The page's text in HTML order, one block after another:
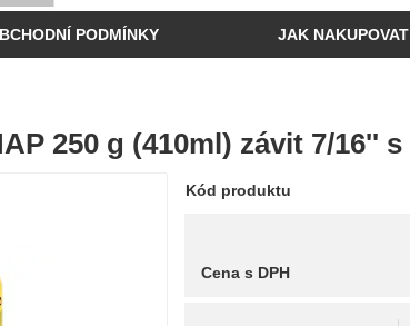
PODMÍNKY JAK NAKUPOVAT
250 g (410ml) závit 7/16''
Kód produktu
Cena s DPH